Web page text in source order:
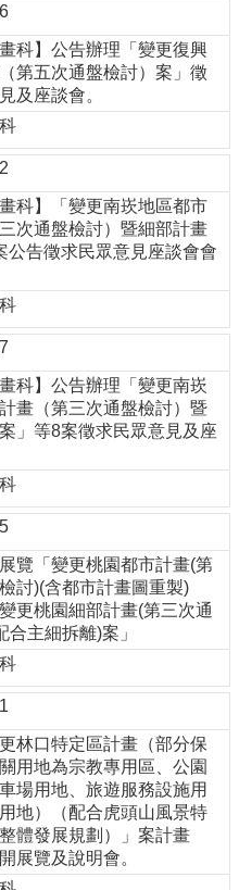
畫科】公告辦理「變更復興
第五次通盤檢討）案」徵
及座談會。
畫科】「變更南崁地區都市
次通盤檢討）暨細部計畫
公告徵求民眾意見座談會會
畫科】公告辦理「變更南崁
畫（第三次通盤檢討）暨
」等8案徵求民眾意見及座
覽「變更桃園都市計畫(第
討)(含都市計畫圖重製)
更桃園細部計畫(第三次通
合主細拆離)案」
林口特定區計畫（部分保
用地為宗教專用區、公園
場用地、旅遊服務設施用
地）（配合虎頭山風景特
體發展規劃）」案計畫
展覽及說明會。